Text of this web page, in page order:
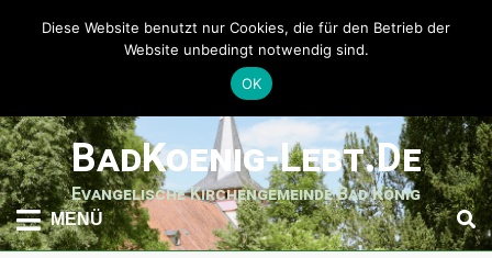
weiter
zum
Inhalt
BadKoenig-Lebt.de
Evangelische Kirchengemeinde Bad König
MENÜ
Diese Website benutzt nur Cookies, die für den Betrieb der
Website unbedingt notwendig sind.
OK